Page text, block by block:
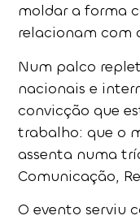
moldar a forma
relacionam com
Num palco
nacionais e
convicção que
trabalho: que o
assenta numa
Comunicação,
O evento serviu